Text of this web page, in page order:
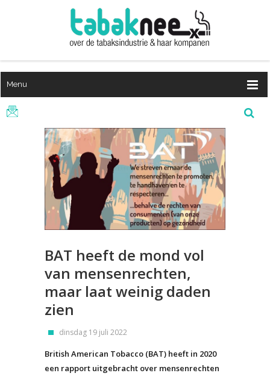
Menu
BAT heeft de mond vol
van mensenrechten,
maar laat weinig daden
zien
dinsdag 19 juli 2022
British American Tobacco (BAT) heeft in 2020
een rapport uitgebracht over mensenrechten